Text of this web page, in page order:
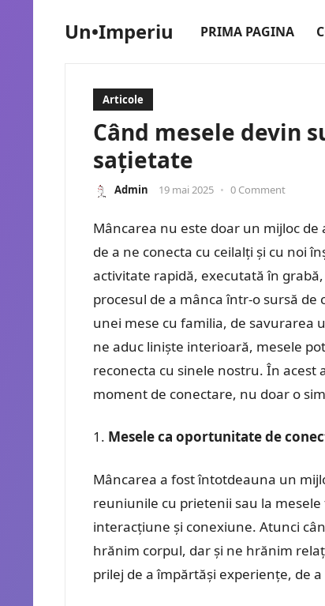
Un•Imperiu PRIMA PAGINA
Articole
Când mesele devin
sațietate
Admin 19 mai 2025 • 0 Comment
Mâncarea nu este doar un mijloc
de a ne conecta cu ceilalți și cu noi
activitate rapidă, executată în
procesul de a mânca într-o sursă
unei mese cu familia, de savurarea
ne aduc liniște interioară, mesele
reconecta cu sinele nostru. În acest
moment de conectare, nu doar o
Mesele ca oportunitate de
Mâncarea a fost întotdeauna un
reuniunile cu prietenii sau la
interacțiune și conexiune. Atunci
hrănim corpul, dar și ne hrănim
prilej de a împărtăși experiențe, de